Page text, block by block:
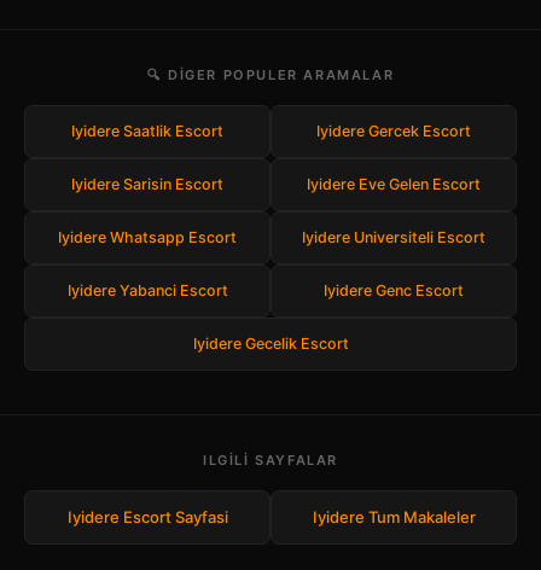
🔍 DIGER POPULER ARAMALAR
Iyidere Saatlik Escort Iyidere Gercek Escort
Iyidere Sarisin Escort Iyidere Eve Gelen Escort
Iyidere Whatsapp Escort Iyidere Universiteli Escort
Iyidere Yabanci Escort Iyidere Genc Escort
Iyidere Gecelik Escort
ILGILI SAYFALAR
Iyidere Escort Sayfasi Iyidere Tum Makaleler